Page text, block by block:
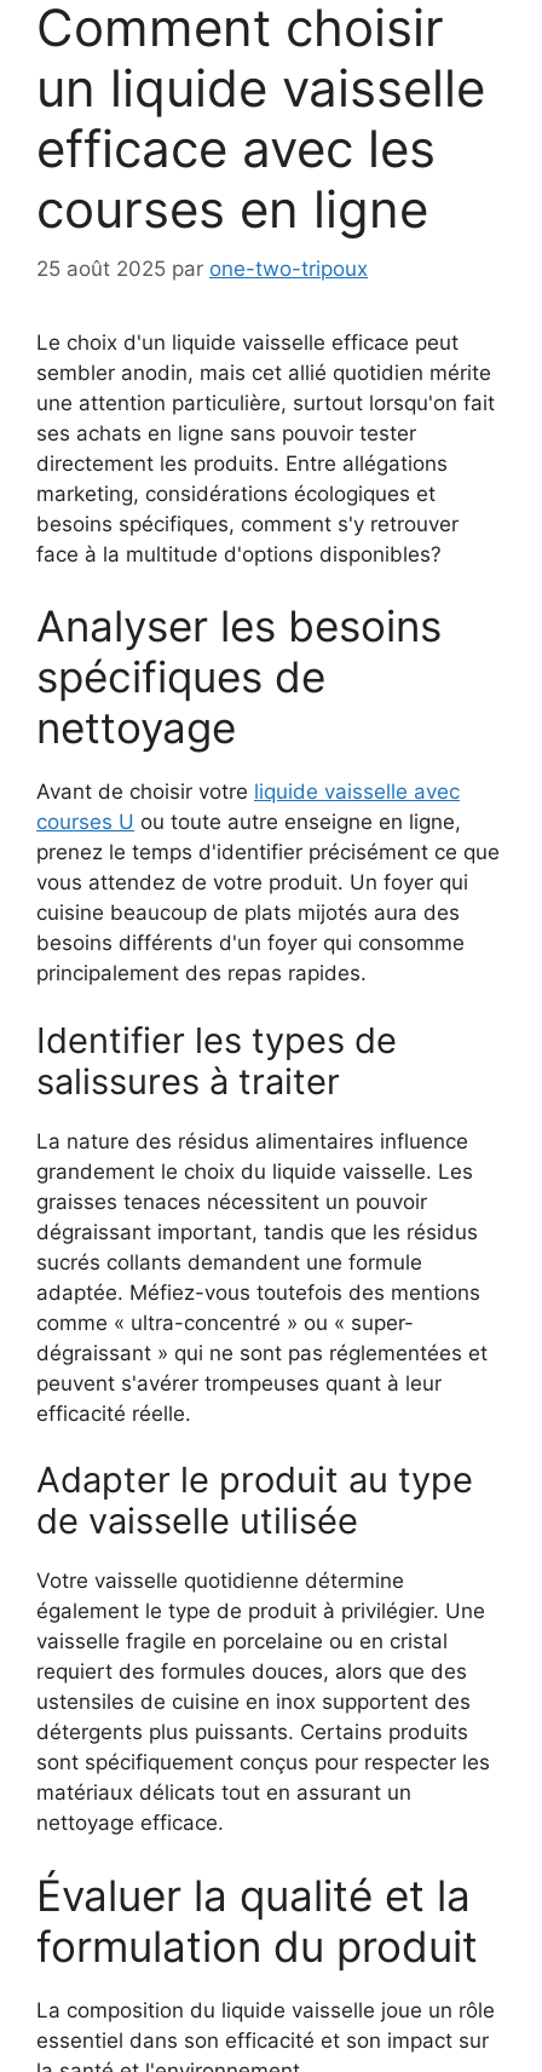
Comment choisir
un liquide vaisselle
efficace avec les
courses en ligne
25 août 2025 par one-two-tripoux
Le choix d'un liquide vaisselle efficace peut
sembler anodin, mais cet allié quotidien mérite
une attention particulière, surtout lorsqu'on fait
ses achats en ligne sans pouvoir tester
directement les produits. Entre allégations
marketing, considérations écologiques et
besoins spécifiques, comment s'y retrouver
face à la multitude d'options disponibles?
Analyser les besoins
spécifiques de
nettoyage
Avant de choisir votre liquide vaisselle avec
courses U ou toute autre enseigne en ligne,
prenez le temps d'identifier précisément ce que
vous attendez de votre produit. Un foyer qui
cuisine beaucoup de plats mijotés aura des
besoins différents d'un foyer qui consomme
principalement des repas rapides.
Identifier les types de
salissures à traiter
La nature des résidus alimentaires influence
grandement le choix du liquide vaisselle. Les
graisses tenaces nécessitent un pouvoir
dégraissant important, tandis que les résidus
sucrés collants demandent une formule
adaptée. Méfiez-vous toutefois des mentions
comme « ultra-concentré » ou « super-
dégraissant » qui ne sont pas réglementées et
peuvent s'avérer trompeuses quant à leur
efficacité réelle.
Adapter le produit au type
de vaisselle utilisée
Votre vaisselle quotidienne détermine
également le type de produit à privilégier. Une
vaisselle fragile en porcelaine ou en cristal
requiert des formules douces, alors que des
ustensiles de cuisine en inox supportent des
détergents plus puissants. Certains produits
sont spécifiquement conçus pour respecter les
matériaux délicats tout en assurant un
nettoyage efficace.
Évaluer la qualité et la
formulation du produit
La composition du liquide vaisselle joue un rôle
essentiel dans son efficacité et son impact sur